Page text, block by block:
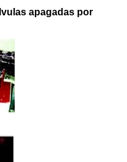
apagadas por